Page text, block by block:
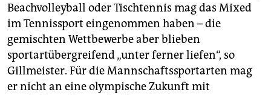
Beachvolleyball oder Tischtennis mag das Mixed
im Tennissport eingenommen haben – die
gemischten Wettbewerbe aber blieben
sportartübergreifend „unter ferner liefen“, so
Gillmeister. Für die Mannschaftssportarten mag
er nicht an eine olympische Zukunft mit